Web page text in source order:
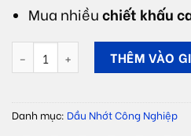
Mua nhiềuchiết khấu
Dầu nhiệt luyện Oil Tech QUENCH
THÊM VÀO
Danh mục: Dầu Nhớt Công Nghiệp